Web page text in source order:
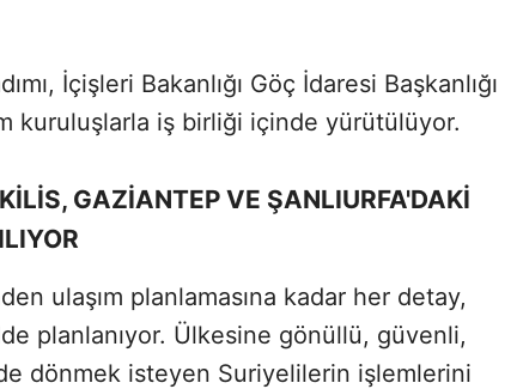
İçişleri Bakanlığı Göç İdaresi Başkanlığı
kuruluşlarla iş birliği içinde yürütülüyor.
GAZİANTEP VE ŞANLIURFA'DAKİ
ulaşım planlamasına kadar her detay,
planlanıyor. Ülkesine gönüllü, güvenli,
dönmek isteyen Suriyelilerin işlemlerini